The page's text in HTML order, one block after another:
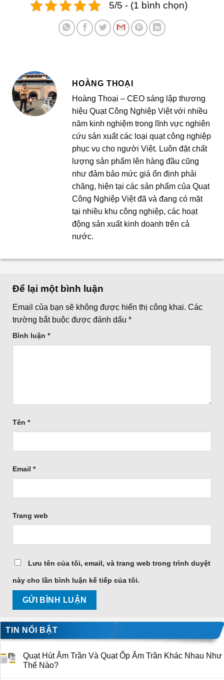
5/5 - (1 bình chọn)
HOÀNG THOẠI
Hoàng Thoại – CEO sáng lập thương
hiệu Quạt Công Nghiệp Việt với nhiều
năm kinh nghiệm trong lĩnh vực nghiên
cứu sản xuất các loại quạt công nghiệp
phục vụ cho người Việt. Luôn đặt chất
lượng sản phẩm lên hàng đầu cũng
như đảm bảo mức giá ổn định phải
chăng, hiện tại các sản phẩm của Quạt
Công Nghiệp Việt đã và đang có mặt
tại nhiều khu công nghiệp, các hoạt
động sản xuất kinh doanh trên cả
nước.
Để lại một bình luận
Email của bạn sẽ không được hiển thị công khai. Các
trường bắt buộc được đánh dấu *
Bình luận *
Tên *
Email *
Trang web
Lưu tên của tôi, email, và trang web trong trình duyệt
này cho lần bình luận kế tiếp của tôi.
TIN NỔI BẬT
Quạt Hút Âm Trần Và Quạt Ốp Âm Trần Khác Nhau Như
Thế Nào?